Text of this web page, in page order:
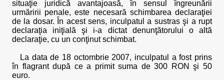
situaţie juridică avantajoasă, în sensul îngreunării
urmăririi penale, este necesară schimbarea declaraţiei
de la dosar. În acest sens, inculpatul a sustras şi a rupt
declaraţia iniţială şi i-a dictat denunţătorului o altă
declaraţie, cu un conţinut schimbat.
La data de 18 octombrie 2007, inculpatul a fost prins
în flagrant după ce a primit suma de 300 RON şi 50
euro.